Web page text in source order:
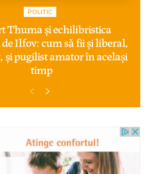
POLITIC
Thuma și echilibristica
Ilfov: cum să fii și liberal,
și pugilist amator în același
timp